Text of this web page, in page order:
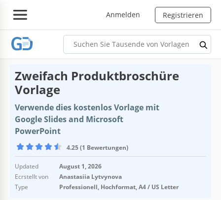
Anmelden Registrieren
Zweifach Produktbroschüre
Vorlage
Verwende dies kostenlos Vorlage mit
Google Slides and Microsoft
PowerPoint
4.25 (1 Bewertungen)
Updated
August 1, 2026
Ecrstellt von
Anastasiia Lytvynova
Type
Professionell, Hochformat, A4 / US Letter